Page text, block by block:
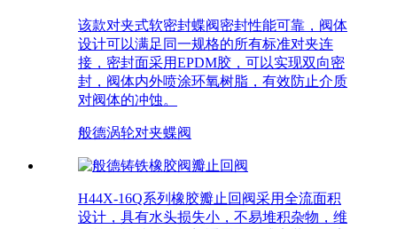
该款对夹式软密封蝶阀密封性能可靠，阀体
设计可以满足同一规格的所有标准对夹连
接，密封面采用EPDM胶，可以实现双向密
封，阀体内外喷涂环氧树脂，有效防止介质
对阀体的冲蚀。
般德涡轮对夹蝶阀
H44X-16Q系列橡胶瓣止回阀采用全流面积
设计，具有水头损失小，不易堆积杂物，维